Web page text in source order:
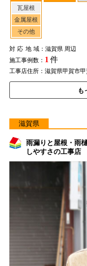
瓦屋根
金属屋根
その他
対応地域：滋賀県 周辺
施工事例数： 1 件
工事店住所：滋賀県甲賀市
も
滋賀県
雨漏りと屋根・雨
しやすさの工事店